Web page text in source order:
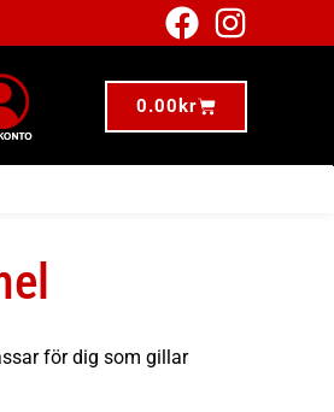
0.00 kr
för dig som gillar